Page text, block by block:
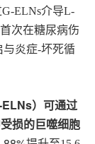
G-ELNs介导L-
次在糖尿病伤
与炎症-坏死循
ELNs）可通过
损的巨噬细胞